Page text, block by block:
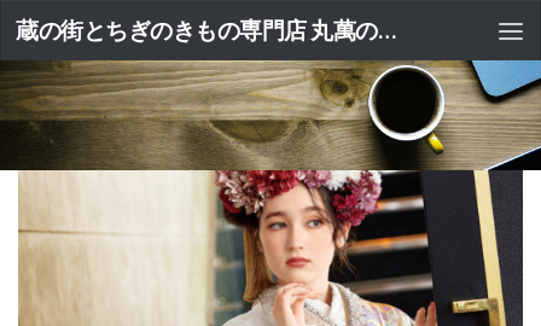
蔵の街とちぎのきもの専門店 丸萬のブログ
タグ:壬生町成人式